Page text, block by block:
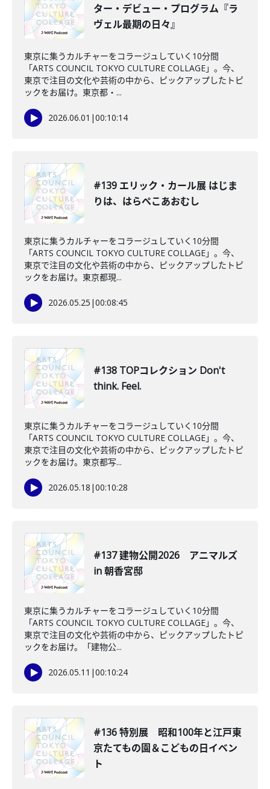
ター・デビュー・プログラム『ラ
ヴェル最期の日々』
東京に集うカルチャーをコラージュしていく10分間
「ARTS COUNCIL TOKYO CULTURE COLLAGE」。今、
東京で注目の文化や芸術の中から、ピックアップしたトピ
ックをお届け。東京都・...
2026.06.01 |00:10:14
#139 エリック・カール展 はじま
りは、はらぺこあおむし
東京に集うカルチャーをコラージュしていく10分間
「ARTS COUNCIL TOKYO CULTURE COLLAGE」。今、
東京で注目の文化や芸術の中から、ピックアップしたトピ
ックをお届け。東京都現...
2026.05.25 |00:08:45
#138 TOPコレクション Don't
think. Feel.
東京に集うカルチャーをコラージュしていく10分間
「ARTS COUNCIL TOKYO CULTURE COLLAGE」。今、
東京で注目の文化や芸術の中から、ピックアップしたトピ
ックをお届け。東京都写...
2026.05.18 |00:10:28
#137 建物公開2026 アニマルズ
in 朝香宮邸
東京に集うカルチャーをコラージュしていく10分間
「ARTS COUNCIL TOKYO CULTURE COLLAGE」。今、
東京で注目の文化や芸術の中から、ピックアップしたトピ
ックをお届け。「建物公...
2026.05.11 |00:10:24
#136 特別展 昭和100年と江戸東
京たてもの園＆こどもの日イベン
ト